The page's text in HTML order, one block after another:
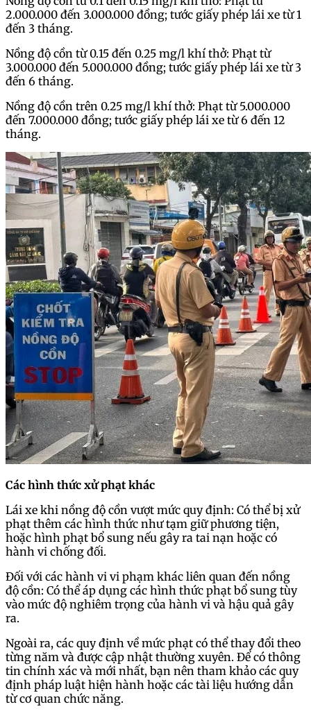
2.000.000 đến 3.000.000 đồng; tước giấy phép lái xe từ 1
đến 3 tháng.
Nồng độ cồn từ 0.15 đến 0.25 mg/l khí thở: Phạt từ
3.000.000 đến 5.000.000 đồng; tước giấy phép lái xe từ 3
đến 6 tháng.
Nồng độ cồn trên 0.25 mg/l khí thở: Phạt từ 5.000.000
đến 7.000.000 đồng; tước giấy phép lái xe từ 6 đến 12
tháng.
Các hình thức xử phạt khác
Lái xe khi nồng độ cồn vượt mức quy định: Có thể bị xử
phạt thêm các hình thức như tạm giữ phương tiện,
hoặc hình phạt bổ sung nếu gây ra tai nạn hoặc có
hành vi chống đối.
Đối với các hành vi vi phạm khác liên quan đến nồng
độ cồn: Có thể áp dụng các hình thức phạt bổ sung tùy
vào mức độ nghiêm trọng của hành vi và hậu quả gây
ra.
Ngoài ra, các quy định về mức phạt có thể thay đổi theo
từng năm và được cập nhật thường xuyên. Để có thông
tin chính xác và mới nhất, bạn nên tham khảo các quy
định pháp luật hiện hành hoặc các tài liệu hướng dẫn
từ cơ quan chức năng.